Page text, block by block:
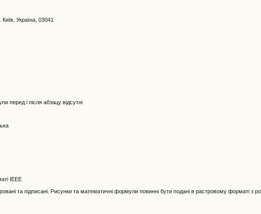
Україна, 03041
перед і після абзацу відсутні
IEEE
та підписані. Рисунки та математичні формули повинні бути подані в растровому форматі з